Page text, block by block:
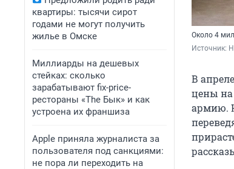
квартиры: тысячи сирот
годами не могут получить
жилье в Омске
Миллиарды на дешевых
стейках: сколько
зарабатывают fix-price-
рестораны «The Бык» и как
устроена их франшиза
Apple приняла журналиста за
пользователя под санкциями:
не пора ли переходить на
Около 4
Источник:
В
цены на
армию.